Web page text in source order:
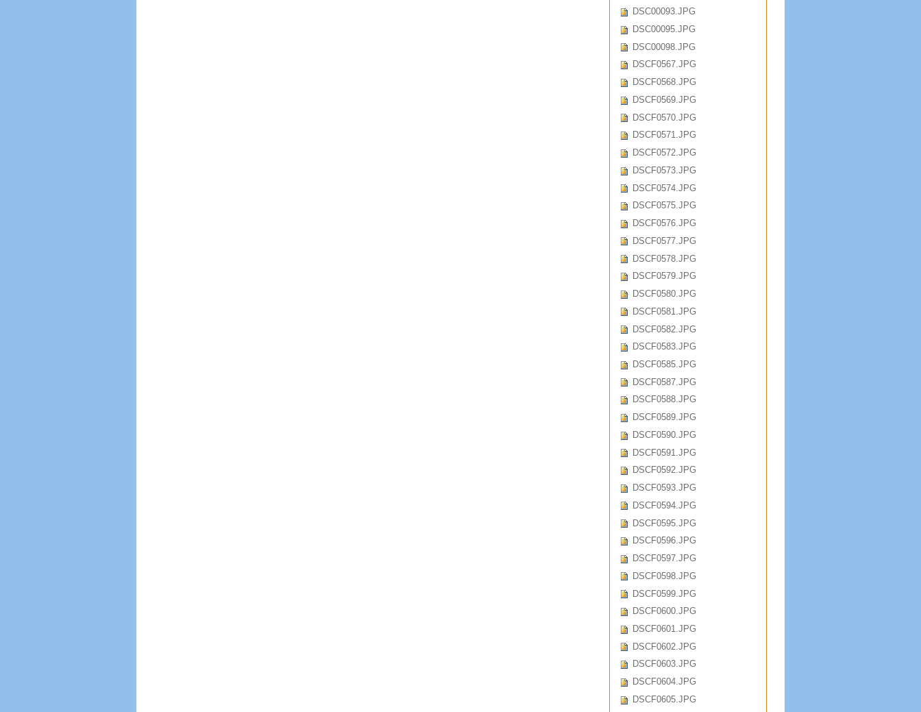
DSC00093.JPG
DSC00095.JPG
DSC00098.JPG
DSCF0567.JPG
DSCF0568.JPG
DSCF0569.JPG
DSCF0570.JPG
DSCF0571.JPG
DSCF0572.JPG
DSCF0573.JPG
DSCF0574.JPG
DSCF0575.JPG
DSCF0576.JPG
DSCF0577.JPG
DSCF0578.JPG
DSCF0579.JPG
DSCF0580.JPG
DSCF0581.JPG
DSCF0582.JPG
DSCF0583.JPG
DSCF0585.JPG
DSCF0587.JPG
DSCF0588.JPG
DSCF0589.JPG
DSCF0590.JPG
DSCF0591.JPG
DSCF0592.JPG
DSCF0593.JPG
DSCF0594.JPG
DSCF0595.JPG
DSCF0596.JPG
DSCF0597.JPG
DSCF0598.JPG
DSCF0599.JPG
DSCF0600.JPG
DSCF0601.JPG
DSCF0602.JPG
DSCF0603.JPG
DSCF0604.JPG
DSCF0605.JPG